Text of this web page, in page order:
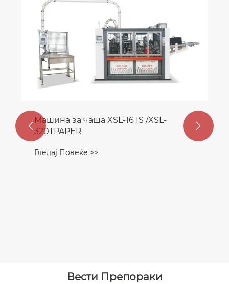
Автоматска машина за правење
садови за салата за еднократна
употреба
Гледај Повеќе >>
 
Вести Препораки